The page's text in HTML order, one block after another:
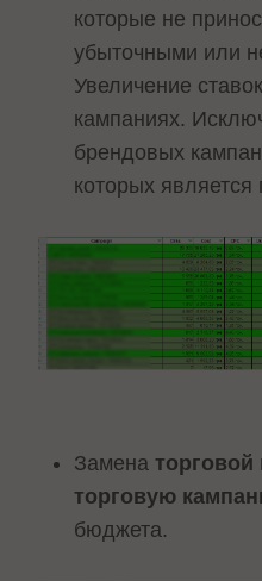
которые не
убыточными или
Увеличение
кампаниях.
брендовых
которых является
Замена торговой
торговую
бюджета.